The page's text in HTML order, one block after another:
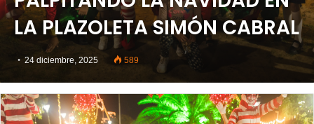
LA PLAZOLETA SIMÓN CABRAL
24 diciembre, 2025 589